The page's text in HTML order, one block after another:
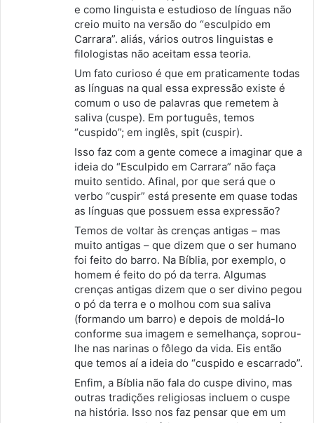
s
e
:
e como linguista e estudioso de línguas não
creio muito na versão do “esculpido em
Carrara”. aliás, vários outros linguistas e
filologistas não aceitam essa teoria.
Um fato curioso é que em praticamente todas
as línguas na qual essa expressão existe é
comum o uso de palavras que remetem à
saliva (cuspe). Em português, temos
“cuspido”; em inglês, spit (cuspir).
Isso faz com a gente comece a imaginar que a
ideia do “Esculpido em Carrara” não faça
muito sentido. Afinal, por que será que o
verbo “cuspir” está presente em quase todas
as línguas que possuem essa expressão?
Temos de voltar às crenças antigas – mas
muito antigas – que dizem que o ser humano
foi feito do barro. Na Bíblia, por exemplo, o
homem é feito do pó da terra. Algumas
crenças antigas dizem que o ser divino pegou
o pó da terra e o molhou com sua saliva
(formando um barro) e depois de moldá-lo
conforme sua imagem e semelhança, soprou-
lhe nas narinas o fôlego da vida. Eis então
que temos aí a ideia do “cuspido e escarrado”.
Enfim, a Bíblia não fala do cuspe divino, mas
outras tradições religiosas incluem o cuspe
na história. Isso nos faz pensar que em um